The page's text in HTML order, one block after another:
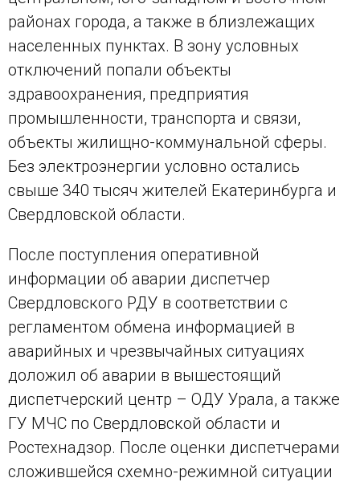
районах города, а также в близлежащих
населенных пунктах. В зону условных
отключений попали объекты
здравоохранения, предприятия
промышленности, транспорта и связи,
объекты жилищно-коммунальной сферы.
Без электроэнергии условно остались
свыше 340 тысяч жителей Екатеринбурга и
Свердловской области.
После поступления оперативной
информации об аварии диспетчер
Свердловского РДУ в соответствии с
регламентом обмена информацией в
аварийных и чрезвычайных ситуациях
доложил об аварии в вышестоящий
диспетчерский центр – ОДУ Урала, а также
ГУ МЧС по Свердловской области и
Ростехнадзор. После оценки диспетчерами
сложившейся схемно-режимной ситуации